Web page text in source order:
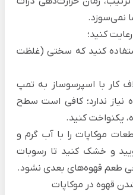
نمی‌سوزد.
کنید؛
کنید که سختی (غلظت
کار با اسپرسوساز به تمپ
نیاز ندارد؛ کافی است سطح
یکنواخت‌ کنید.
موکاپات را با آب گرم و
و خشک کنید تا رسوبات
طعم قهوه‌های بعدی نشود.
قهوه در موکاپات